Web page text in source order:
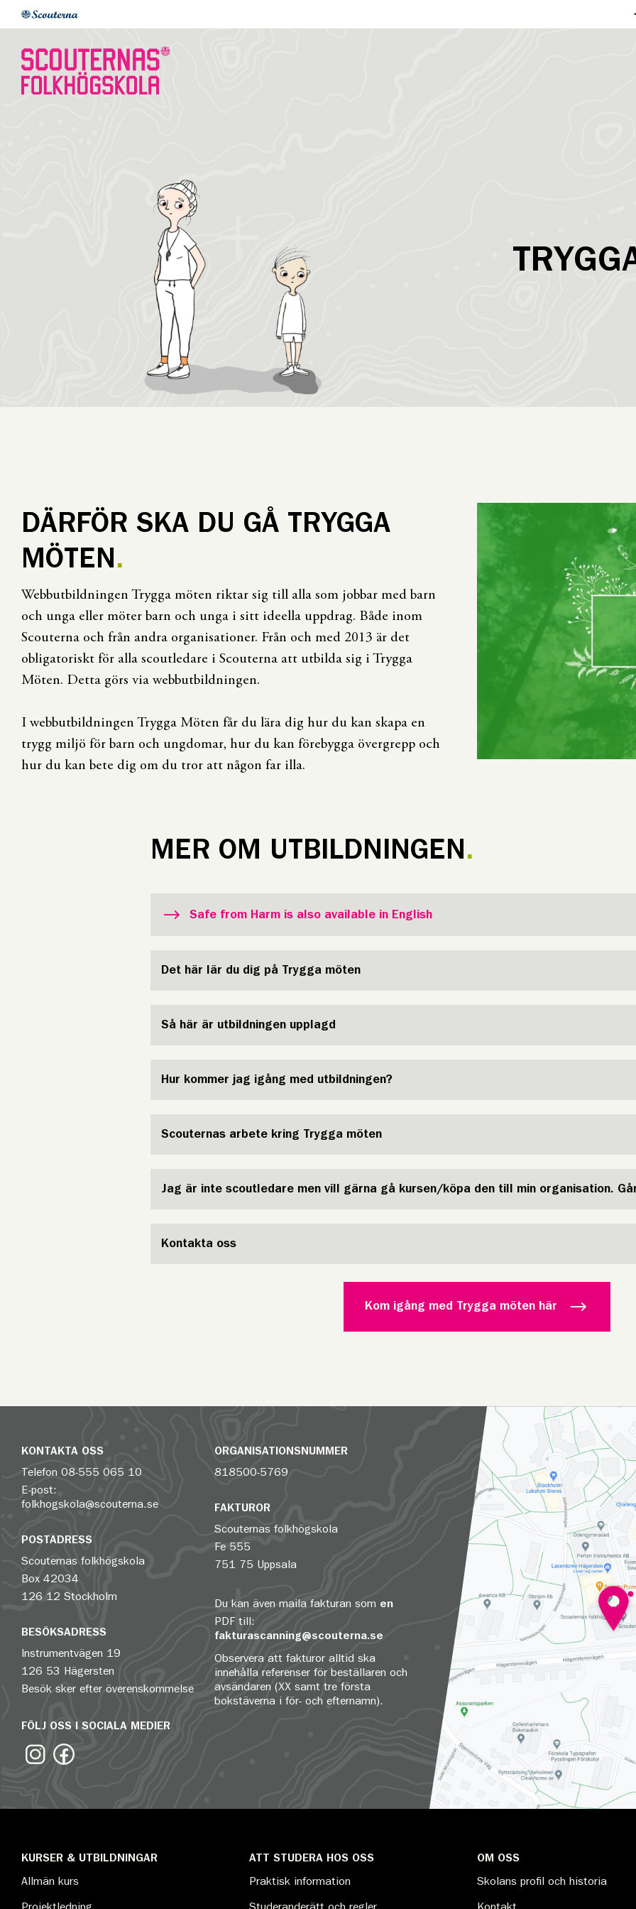
DÄRFÖR SKA DU GÅ TRYGGA
MÖTEN
Webbutbildningen Trygga möten riktar sig till alla som jobbar med barn
och unga eller möter barn och unga i sitt ideella uppdrag. Både inom
Scouterna och från andra organisationer. Från och med 2013 är det
obligatoriskt för alla scoutledare i Scouterna att utbilda sig i Trygga
Möten. Detta görs via webbutbildningen.
I webbutbildningen Trygga Möten får du lära dig hur du kan skapa en
trygg miljö för barn och ungdomar, hur du kan förebygga övergrepp och
hur du kan bete dig om du tror att någon far illa.
MER OM UTBILDNINGEN
Safe from Harm is also available in English
Det här lär du dig på Trygga möten
Så här är utbildningen upplagd
Hur kommer jag igång med utbildningen?
Scouternas arbete kring Trygga möten
Jag är inte scoutledare men vill gärna gå kursen/köpa den till min organisation.
Kontakta oss
Kom igång med Trygga möten här
KONTAKTA OSS
Telefon 08-555 065 10
E-post:
folkhogskola@scouterna.se
POSTADRESS
Scouternas folkhögskola
Box 42034
126 12 Stockholm
BESÖKSADRESS
Instrumentvägen 19
126 53 Hägersten
Besök sker efter överenskommelse
FÖLJ OSS I SOCIALA MEDIER
ORGANISATIONSNUMMER
818500-5769
FAKTUROR
Scouternas folkhögskola
Fe 555
751 75 Uppsala
Du kan även maila fakturan som en
PDF till:
fakturascanning@scouterna.se
Observera att fakturor alltid ska
innehålla referenser för beställaren och
avsändaren (XX samt tre första
bokstäverna i för- och efternamn).
KURSER & UTBILDNINGAR
Allmän kurs
ATT STUDERA HOS OSS
Praktisk information
OM OSS
Skolans profil och historia